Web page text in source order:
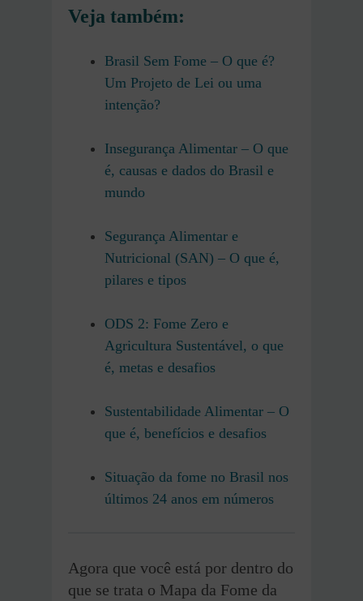
Veja também:
Brasil Sem Fome – O que é?
Um Projeto de Lei ou uma
intenção?
Insegurança Alimentar – O que
é, causas e dados do Brasil e
mundo
Segurança Alimentar e
Nutricional (SAN) – O que é,
pilares e tipos
ODS 2: Fome Zero e
Agricultura Sustentável, o que
é, metas e desafios
Sustentabilidade Alimentar – O
que é, benefícios e desafios
Situação da fome no Brasil nos
últimos 24 anos em números
Agora que você está por dentro do
que se trata o Mapa da Fome da